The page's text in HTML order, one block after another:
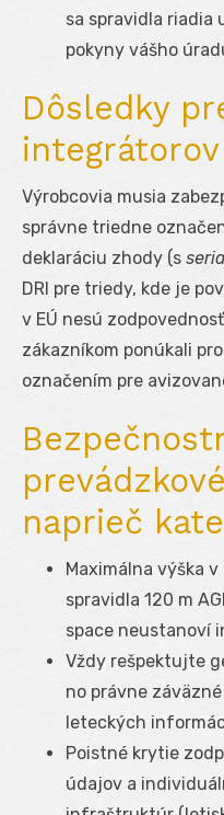
sa spravidla riadia
pokyny vášho
Dôsledky
integrátorov
Výrobcovia musia
správne triedne
deklaráciu zhody (s
DRI pre triedy, kde je
v EÚ nesú
zákazníkom ponúkali
označením pre
naprieč
Maximálna výška
spravidla 120 m
space neustanoví
Vždy rešpektujte
no právne
leteckých
Poistné krytie
údajov a